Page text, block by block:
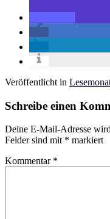
Veröffentlicht in
Schreibe einen
Deine E-Mail-Adresse
Felder sind mit * markiert
Kommentar *